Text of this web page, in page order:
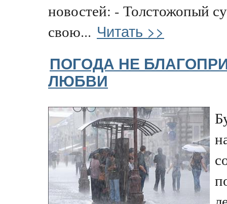
новостей: - Толстожопый
свою... Читать >>
ПОГОДА НЕ
ЛЮБВИ